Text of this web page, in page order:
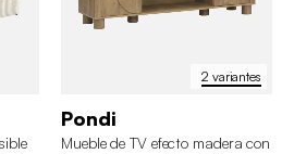
2 variantes
Pondi
Mueble de TV efecto madera con